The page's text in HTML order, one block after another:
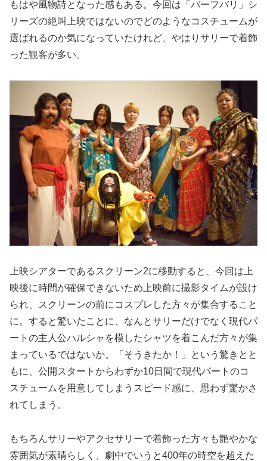
もはや風物詩となった感もある。今回は「バーフバリ」シ
リーズの絶叫上映ではないのでどのようなコスチュームが
選ばれるのか気になっていたけれど、やはりサリーで着飾
った観客が多い。
上映シアターであるスクリーン2に移動すると、今回は上
映後に時間が確保できないため上映前に撮影タイムが設け
られ、スクリーンの前にコスプレした方々が集合すること
に。すると驚いたことに、なんとサリーだけでなく現代パ
ートの主人公ハルシャを模したシャツを着こんだ方々が集
まっているではないか。「そうきたか！」という驚きとと
もに、公開スタートからわずか10日間で現代パートのコ
スチュームを用意してしまうスピード感に、思わず驚かさ
れてしまう。
もちろんサリーやアクセサリーで着飾った方々も艶やかな
雰囲気が素晴らしく、劇中でいうと400年の時空を超えた